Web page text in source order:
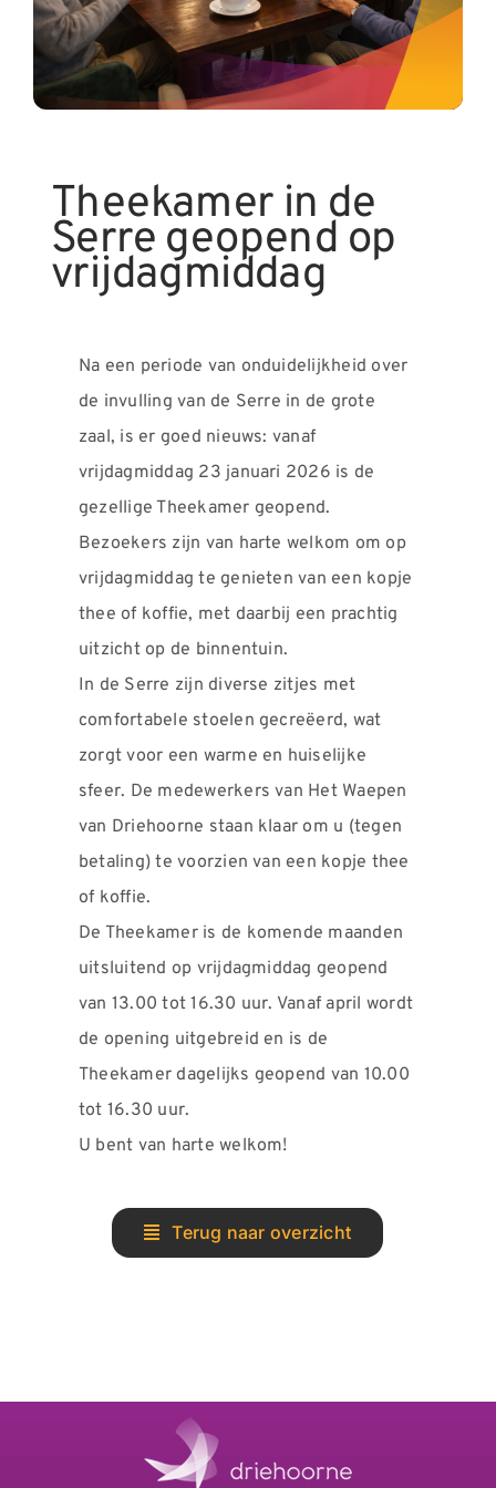
Nieuws
Theekamer in de
Serre geopend op
vrijdagmiddag
Na een periode van onduidelijkheid over
de invulling van de Serre in de grote
zaal, is er goed nieuws: vanaf
vrijdagmiddag 23 januari 2026 is de
gezellige Theekamer geopend.
Bezoekers zijn van harte welkom om op
vrijdagmiddag te genieten van een kopje
thee of koffie, met daarbij een prachtig
uitzicht op de binnentuin.
In de Serre zijn diverse zitjes met
comfortabele stoelen gecreëerd, wat
zorgt voor een warme en huiselijke
sfeer. De medewerkers van Het Waepen
van Driehoorne staan klaar om u (tegen
betaling) te voorzien van een kopje thee
of koffie.
De Theekamer is de komende maanden
uitsluitend op vrijdagmiddag geopend
van 13.00 tot 16.30 uur. Vanaf april wordt
de opening uitgebreid en is de
Theekamer dagelijks geopend van 10.00
tot 16.30 uur.
U bent van harte welkom!
Terug naar overzicht